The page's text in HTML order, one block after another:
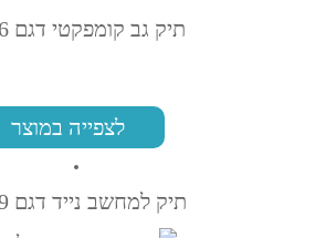
תיק גב קומפקטי דגם PC666
לצפייה במוצר
תיק למחשב נייד דגם PC749